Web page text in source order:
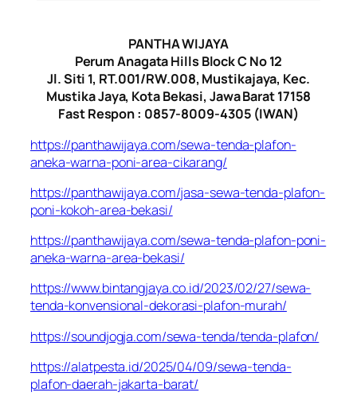
PANTHA WIJAYA
Perum Anagata Hills Block C No 12
Jl. Siti 1, RT.001/RW.008, Mustikajaya, Kec.
Mustika Jaya, Kota Bekasi, Jawa Barat 17158
Fast Respon : 0857-8009-4305 (IWAN)
https://panthawijaya.com/sewa-tenda-plafon-
aneka-warna-poni-area-cikarang/
https://panthawijaya.com/jasa-sewa-tenda-plafon-
poni-kokoh-area-bekasi/
https://panthawijaya.com/sewa-tenda-plafon-poni-
aneka-warna-area-bekasi/
https://www.bintangjaya.co.id/2023/02/27/sewa-
tenda-konvensional-dekorasi-plafon-murah/
https://soundjogja.com/sewa-tenda/tenda-plafon/
https://alatpesta.id/2025/04/09/sewa-tenda-
plafon-daerah-jakarta-barat/